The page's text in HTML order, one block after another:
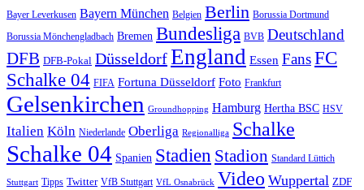
Bayer Leverkusen Bayern München Belgien Berlin Borussia Dortmund
Borussia Mönchengladbach Bremen Bundesliga BVB Deutschland
DFB DFB-Pokal DüsseldorfEngland Essen FansFC
Schalke 04 FIFA Fortuna Düsseldorf Foto Frankfurt
Gelsenkirchen Groundhopping Hamburg Hertha BSC HSV
Italien Köln Niederlande Oberliga Regionalliga Schalke
Schalke 04 Spanien Stadien Stadion Standard Lüttich
Stuttgart Tipps Twitter VfB Stuttgart VfL Osnabrück Video Wuppertal ZDF